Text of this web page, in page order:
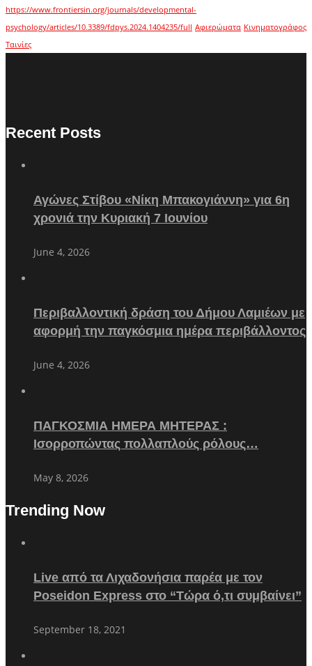
https://www.frontiersin.org/journals/developmental-
psychology/articles/10.3389/fdpys.2024.1404235/full Αφιερώματα Κινηματογράφος
Ταινίες
Recent Posts
Αγώνες Στίβου «Νίκη Μπακογιάννη» για 6η
χρονιά την Κυριακή 7 Ιουνίου
June 4, 2026
Περιβαλλοντική δράση του Δήμου Λαμιέων με
αφορμή την παγκόσμια ημέρα περιβάλλοντος
June 4, 2026
ΠΑΓΚΟΣΜΙΑ ΗΜΕΡΑ ΜΗΤΕΡΑΣ :
Ισορροπώντας πολλαπλούς ρόλους…
May 8, 2026
Trending Now
Live από τα Λιχαδονήσια παρέα με τον
Poseidon Express στο “Τώρα ό,τι συμβαίνει”
September 18, 2021